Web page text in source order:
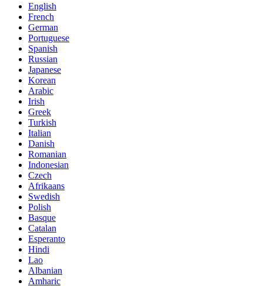
English
French
German
Portuguese
Spanish
Russian
Japanese
Korean
Arabic
Irish
Greek
Turkish
Italian
Danish
Romanian
Indonesian
Czech
Afrikaans
Swedish
Polish
Basque
Catalan
Esperanto
Hindi
Lao
Albanian
Amharic